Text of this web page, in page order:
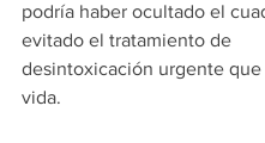
podría haber ocultado el
evitado el tratamiento de
desintoxicación urgente que
vida.